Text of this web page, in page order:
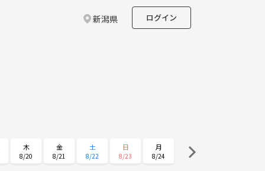
新潟県 ログイン
木
8/20
金
8/21
土
8/22
日
8/23
月
8/24